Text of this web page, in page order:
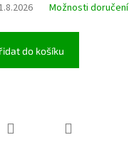
Možnosti doručení
do košíku